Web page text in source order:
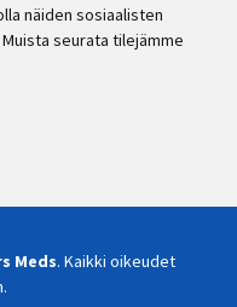
näiden sosiaalisten
seurata tilejämme
Meds. Kaikki oikeudet